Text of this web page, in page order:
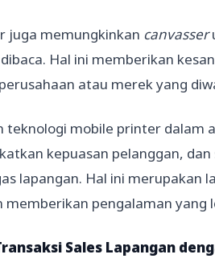
juga memungkinkan canvasser
Hal ini memberikan
atau merek yang
mobile printer dalam
kepuasan pelanggan,
lapangan. Hal ini merupakan
memberikan pengalaman yang
Sales Lapangan